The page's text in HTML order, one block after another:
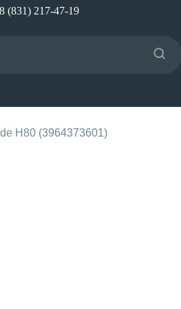
8 (831) 217-47-19
H80 (3964373601)